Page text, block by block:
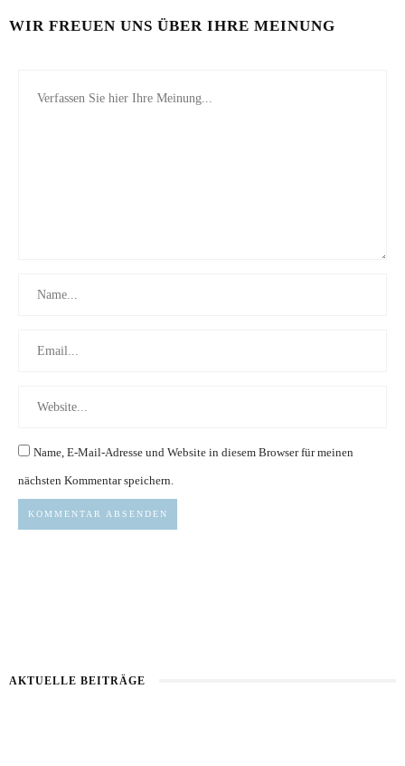
WIR FREUEN UNS ÜBER IHRE MEINUNG
Name, E-Mail-Adresse und Website in diesem Browser für meinen
nächsten Kommentar speichern.
AKTUELLE BEITRÄGE